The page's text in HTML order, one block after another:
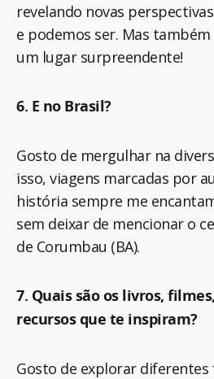
revelando novas
e podemos ser. Mas
um lugar surpreendente!
6. E no Brasil?
Gosto de mergulhar na
isso, viagens marcadas por
história sempre me
sem deixar de mencionar o
de Corumbau (BA).
7. Quais são os livros,
recursos que te inspiram?
Gosto de explorar diferentes